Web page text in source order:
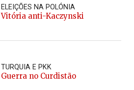
ELEIÇÕES NA POLÓNIA
Vitória anti-Kaczynski
TURQUIA E PKK
Guerra no Curdistão